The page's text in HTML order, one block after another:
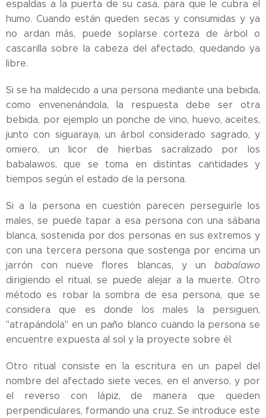
espaldas a la puerta de su casa, para que le cubra el
humo. Cuando están queden secas y consumidas y ya
no ardan más, puede soplarse corteza de árbol o
cascarilla sobre la cabeza del afectado, quedando ya
libre.
Si se ha maldecido a una persona mediante una bebida,
como envenenándola, la respuesta debe ser otra
bebida, por ejemplo un ponche de vino, huevo, aceites,
junto con siguaraya, un árbol considerado sagrado, y
omiero, un licor de hierbas sacralizado por los
babalawos, que se toma en distintas cantidades y
tiempos según el estado de la persona.
Si a la persona en cuestión parecen perseguirle los
males, se puede tapar a esa persona con una sábana
blanca, sostenida por dos personas en sus extremos y
con una tercera persona que sostenga por encima un
jarrón con nueve flores blancas, y un babalawo
dirigiendo el ritual, se puede alejar a la muerte. Otro
método es robar la sombra de esa persona, que se
considera que es donde los males la persiguen,
"atrapándola" en un paño blanco cuando la persona se
encuentre expuesta al sol y la proyecte sobre él.
Otro ritual consiste en la escritura en un papel del
nombre del afectado siete veces, en el anverso, y por
el reverso con lápiz, de manera que queden
perpendiculares, formando una cruz. Se introduce este